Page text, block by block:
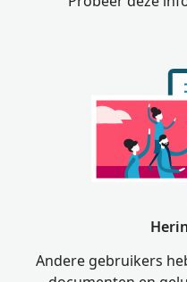
Andere gebruikers